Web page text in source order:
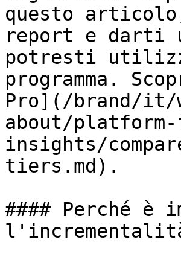
questo
report e darti
potresti
programma.
Pro](/brand/it/
about/platform-
insights/
tiers.md).
#### Perché è